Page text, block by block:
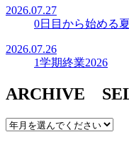
2026.07.27
0日目から始める
2026.07.26
1学期終業2026
ARCHIVE